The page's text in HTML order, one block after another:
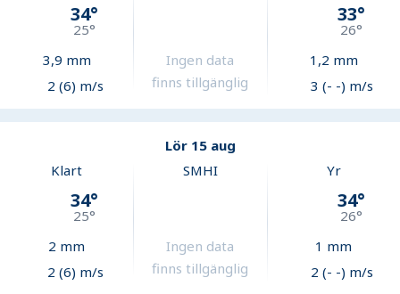
34°
25°
3,9 mm
2 (6) m/s
Ingen data
finns tillgänglig
33°
26°
1,2 mm
3 (- -) m/s
Lör 15 aug
Klart
34°
25°
2 mm
2 (6) m/s
SMHI
Ingen data
finns tillgänglig
Yr
34°
26°
1 mm
2 (- -) m/s